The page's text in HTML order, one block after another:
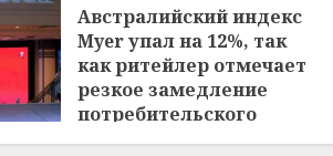
29.07.2026
Австралийский индекс
Myer упал на 12%, так
как ритейлер отмечает
резкое замедление
потребительского
спроса